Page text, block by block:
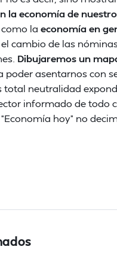
la economía de
la economía en
cambio de las
Dibujaremos un
poder asentarnos con
total neutralidad
informado de todo
hoy” no